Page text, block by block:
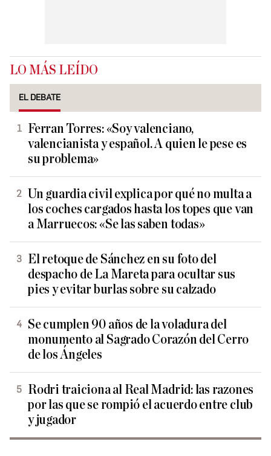
LO MÁS LEÍDO
EL DEBATE
Ferran Torres: «Soy valenciano,
valencianista y español. A quien le pese es
su problema»
Un guardia civil explica por qué no multa a
los coches cargados hasta los topes que van
a Marruecos: «Se las saben todas»
El retoque de Sánchez en su foto del
despacho de La Mareta para ocultar sus
pies y evitar burlas sobre su calzado
Se cumplen 90 años de la voladura del
monumento al Sagrado Corazón del Cerro
de los Ángeles
Rodri traiciona al Real Madrid: las razones
por las que se rompió el acuerdo entre club
y jugador